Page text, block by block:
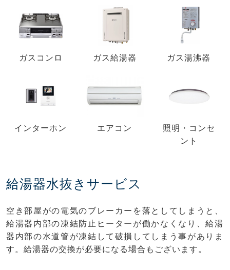
ガスコンロ ガス給湯器 ガス湯沸器
インターホン エアコン
照明・コンセ
ント
給湯器水抜きサービス
空き部屋がの電気のブレーカーを落としてしまうと、
給湯器内部の凍結防止ヒーターが働かなくなり、給湯
器内部の水道管が凍結して破損してしまう事がありま
す。給湯器の交換が必要になる場合もございます。